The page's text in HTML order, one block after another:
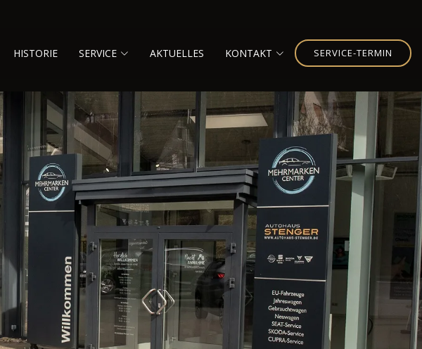
HISTORIE SERVICE AKTUELLES KONTAKT SERVICE-TERMIN